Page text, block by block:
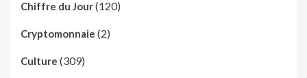
Chiffre du Jour(120)
Cryptomonnaie (2)
Culture (309)